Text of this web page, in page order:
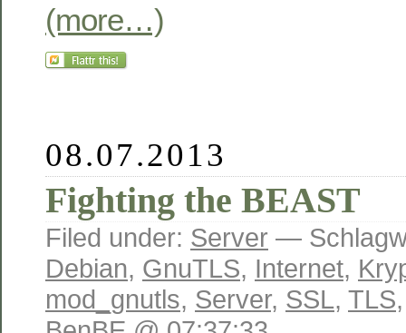
(more…)
08.07.2013
Fighting the BEAST
Filed under: Server —
Debian, GnuTLS, Internet,
mod_gnutls, Server, SSL, TLS